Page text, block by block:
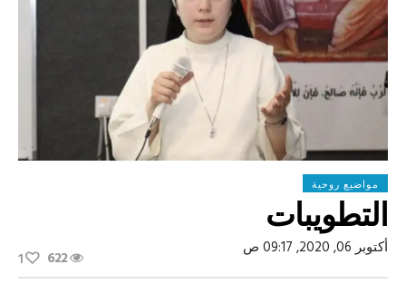
مواضيع روحية
التطويبات
أكتوبر 06, 2020, 09:17 ص 622
1